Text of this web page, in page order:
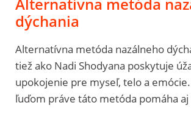
dýchania
Alternatívna metóda nazálneho
tiež ako Nadi Shodyana poskytuje
upokojenie pre myseľ, telo a
ľuďom práve táto metóda pomáha aj